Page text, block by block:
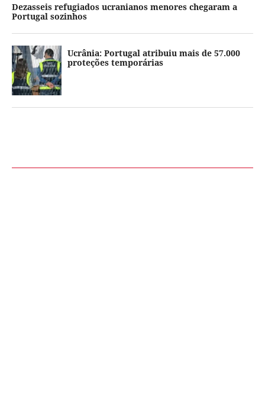
Dezasseis refugiados ucranianos menores chegaram a
Portugal sozinhos
Ucrânia: Portugal atribuiu mais de 57.000
proteções temporárias